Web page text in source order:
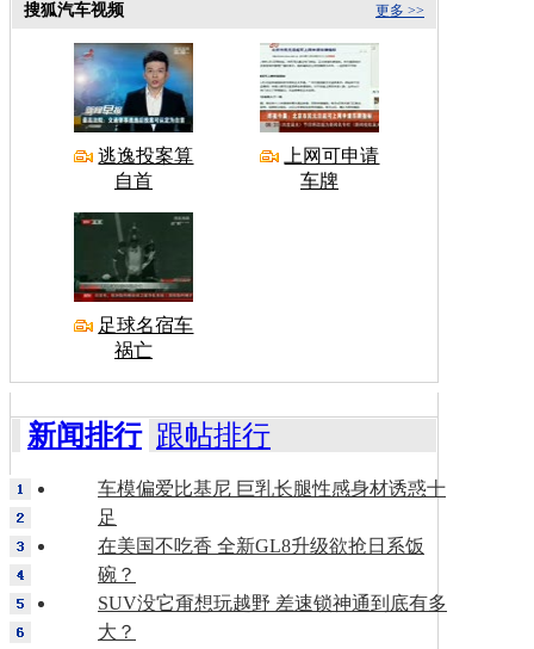
更多 >>
搜狐汽车视频
逃逸投案算
自首
上网可申请
车牌
足球名宿车
祸亡
新闻排行 跟帖排行
车模偏爱比基尼 巨乳长腿性感身材诱惑十
足
在美国不吃香 全新GL8升级欲抢日系饭
碗？
SUV没它甭想玩越野 差速锁神通到底有多
大？